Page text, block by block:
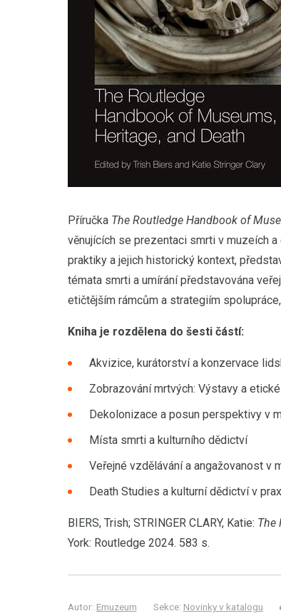
Příručka The Routledge Handbook of
věnujících se prezentaci smrti v muzeích
praktiky a jejich historický kontext,
témata smrti a umírání představována
etičtějším rámcům a strategiím
Kniha je rozdělena do šesti částí:
Akvizice, kurátorství a konzervace
Zobrazování mrtvých: Výstavy a
Dekolonizace a posun perspektivy v
Místa smrti a kulturního dědictví
Veřejné vzdělávání a angažovanost v
Death Studies a kulturní dědictví v
BIERS, Trish; STRINGER CLARY, Katie: The
York: Routledge 2024. 583 s.
Autor: Emuzeum Sekce: Novinky v katalogu